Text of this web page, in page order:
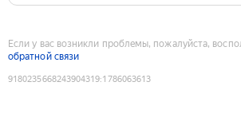
Если у вас возникли проблемы, пожалуйста,
обратной связи
9180235668243904319:1786063613